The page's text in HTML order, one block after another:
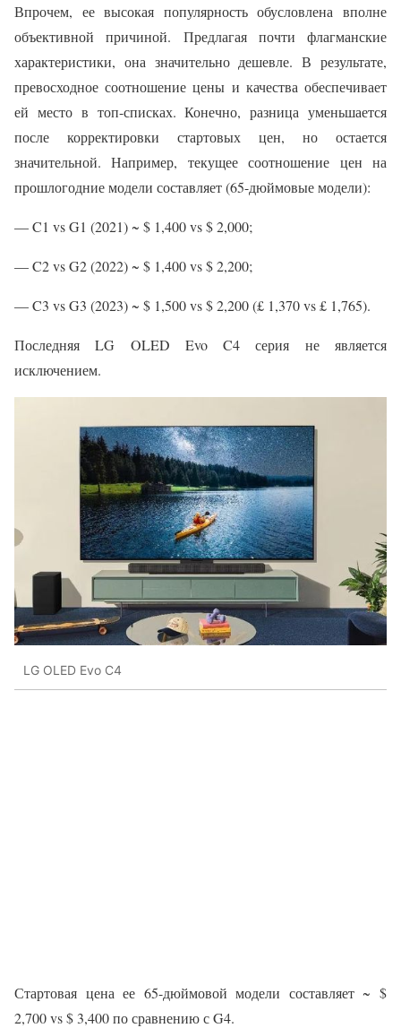
Впрочем, ее высокая популярность обусловлена вполне
объективной причиной. Предлагая почти флагманские
характеристики, она значительно дешевле. В результате,
превосходное соотношение цены и качества обеспечивает
ей место в топ-списках. Конечно, разница уменьшается
после корректировки стартовых цен, но остается
значительной. Например, текущее соотношение цен на
прошлогодние модели составляет (65-дюймовые модели):
— C1 vs G1 (2021) ~ $ 1,400 vs $ 2,000;
— C2 vs G2 (2022) ~ $ 1,400 vs $ 2,200;
— C3 vs G3 (2023) ~ $ 1,500 vs $ 2,200 (£ 1,370 vs £ 1,765).
Последняя LG OLED Evo C4 серия не является
исключением.
LG OLED Evo C4
Стартовая цена ее 65-дюймовой модели составляет ~ $
2,700 vs $ 3,400 по сравнению с G4.